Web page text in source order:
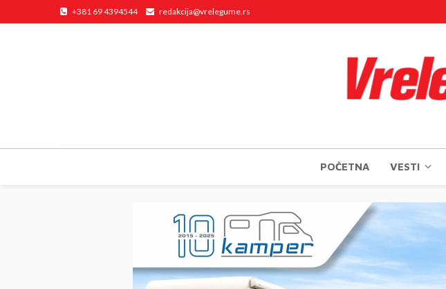
+381 69 4394544 redakcija@vrelegume.rs
POČETNA VESTI